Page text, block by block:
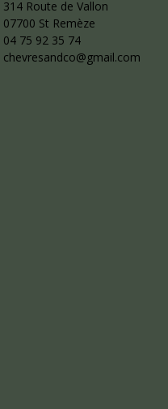
314 Route de Vallon
07700 St Remèze
04 75 92 35 74
chevresandco@gmail.com